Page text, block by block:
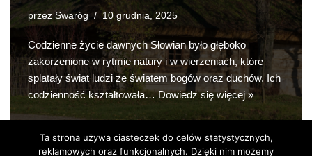
przezSwaróg 10 grudnia, 2025
Codzienne życie dawnych Słowian było głęboko
zakorzenione w rytmie natury i w wierzeniach, które
splatały świat ludzi ze światem bogów oraz duchów. Ich
codzienność kształtowała…Dowiedz się więcej »
Ta strona używa ciasteczek do celów statystycznych,
reklamowych oraz funkcjonalnych. Dzięki nim możemy